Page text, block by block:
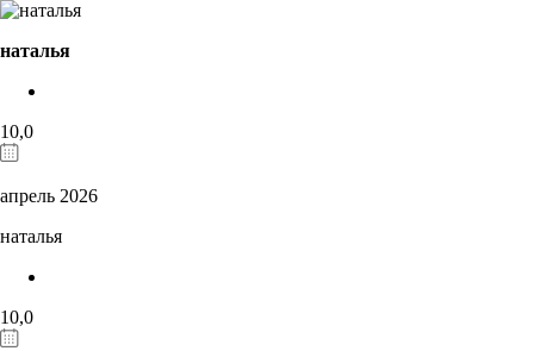
наталья
10,0
апрель 2026
наталья
10,0